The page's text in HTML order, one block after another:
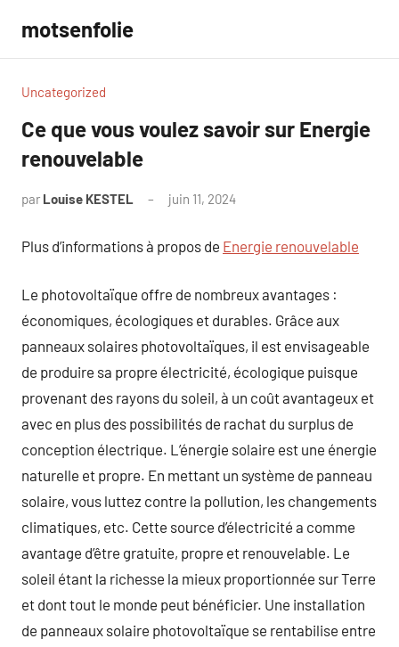
contenu
motsenfolie
Uncategorized
Ce que vous voulez savoir sur Energie
renouvelable
par Louise KESTEL juin 11, 2024
Plus d’informations à propos de Energie renouvelable
Le photovoltaïque offre de nombreux avantages :
économiques, écologiques et durables. Grâce aux
panneaux solaires photovoltaïques, il est envisageable
de produire sa propre électricité, écologique puisque
provenant des rayons du soleil, à un coût avantageux et
avec en plus des possibilités de rachat du surplus de
conception électrique. L’énergie solaire est une énergie
naturelle et propre. En mettant un système de panneau
solaire, vous luttez contre la pollution, les changements
climatiques, etc. Cette source d’électricité a comme
avantage d’être gratuite, propre et renouvelable. Le
soleil étant la richesse la mieux proportionnée sur Terre
et dont tout le monde peut bénéficier. Une installation
de panneaux solaire photovoltaïque se rentabilise entre